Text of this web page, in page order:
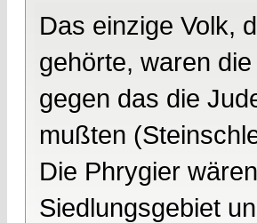
Das einzige Volk,
gehörte, waren
gegen das die
mußten
Die Phrygier
Siedlungsgebiet